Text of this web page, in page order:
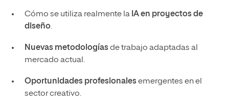
Cómo se utiliza realmente la IA en proyectos de
diseño.
Nuevas metodologíasde trabajo adaptadas al
mercado actual.
Oportunidades profesionalesemergentes en el
sector creativo.